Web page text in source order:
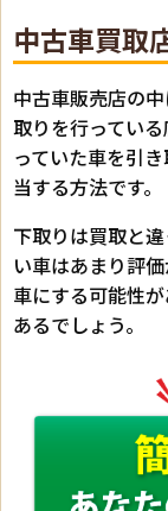
中古車買取
中古車販売店の
取りを行ってい
っていた車を引
当する方法です。
下取りは買取と
い車はあまり評
車にする可能性
あるでしょう。